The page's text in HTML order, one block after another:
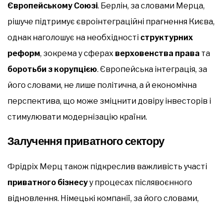
Європейському Союзі. Берлін, за словами Мерца,
рішуче підтримує євроінтеграційні прагнення Києва,
однак наголошує на необхідності структурних
реформ, зокрема у сферах верховенства права та
боротьби з корупцією. Європейська інтеграція, за
його словами, не лише політична, а й економічна
перспектива, що може зміцнити довіру інвесторів і
стимулювати модернізацію країни.
Залучення приватного сектору
Фрідріх Мерц також підкреслив важливість участі
приватного бізнесуу процесах післявоєнного
відновлення. Німецькі компанії, за його словами,